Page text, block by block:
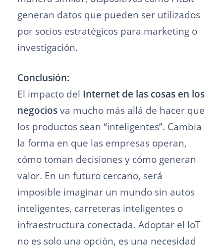
generan datos que pueden ser utilizados
por socios estratégicos para marketing o
investigación.
Conclusión:
El impacto del Internet de las cosas en los
negocios va mucho más allá de hacer que
los productos sean “inteligentes”. Cambia
la forma en que las empresas operan,
cómo toman decisiones y cómo generan
valor. En un futuro cercano, será
imposible imaginar un mundo sin autos
inteligentes, carreteras inteligentes o
infraestructura conectada. Adoptar el IoT
no es solo una opción, es una necesidad